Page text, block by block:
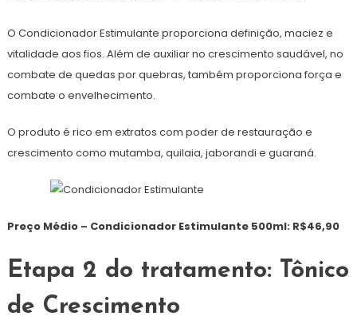
O Condicionador Estimulante proporciona definição, maciez e
vitalidade aos fios. Além de auxiliar no crescimento saudável, no
combate de quedas por quebras, também proporciona força e
combate o envelhecimento.
O produto é rico em extratos com poder de restauração e
crescimento como mutamba, quilaia, jaborandi e guaraná.
Preço Médio – Condicionador Estimulante 500ml: R$46,90
Etapa 2 do tratamento: Tônico
de Crescimento